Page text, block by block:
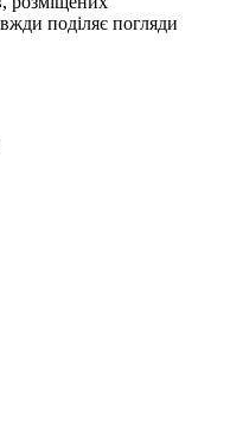
поділяє погляди